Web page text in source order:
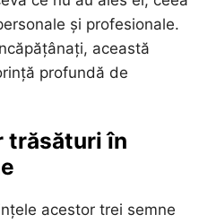
și profesionale.
această
profundă de
trăsături în
acestor trei semne